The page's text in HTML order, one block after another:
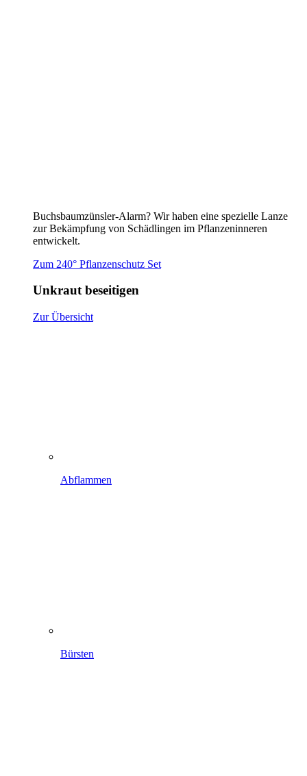
Buchsbaumzünsler-Alarm? Wir haben eine spezielle Lanze
zur Bekämpfung von Schädlingen im Pflanzeninneren
entwickelt.
Zum 240° Pflanzenschutz Set
Unkraut beseitigen
Zur Übersicht
Abflammen
Bürsten